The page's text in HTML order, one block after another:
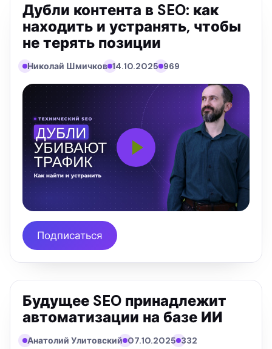
Дубли контента в SEO: как
находить и устранять, чтобы
не терять позиции
Николай Шмичков 14.10.2025 969
Подписаться
Будущее SEO принадлежит
автоматизации на базе ИИ
Анатолий Улитовский 07.10.2025 332